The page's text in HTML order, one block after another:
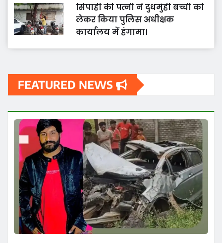
सिपाही की पत्नी ने दुधमुंही बच्ची को
लेकर किया पुलिस अधीक्षक
कार्यालय में हंगामा।
FEATURED NEWS